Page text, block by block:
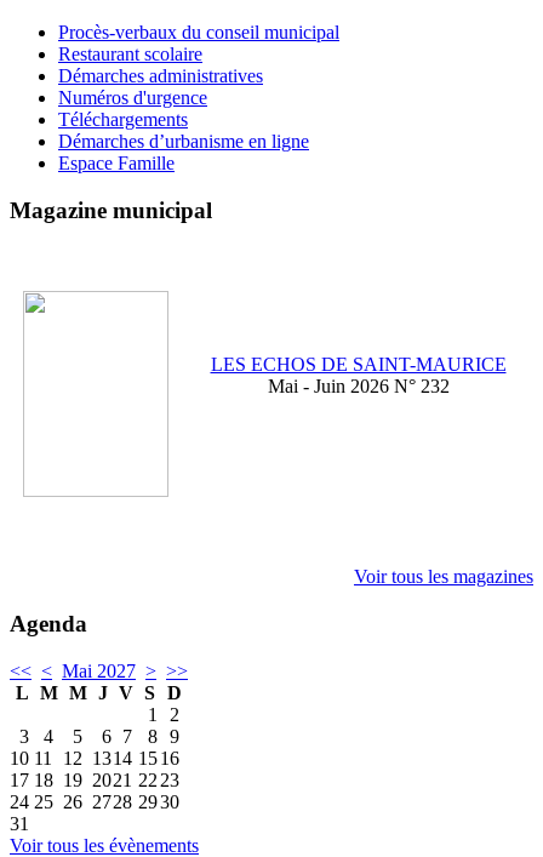
Procès-verbaux du conseil municipal
Restaurant scolaire
Démarches administratives
Numéros d'urgence
Téléchargements
Démarches d’urbanisme en ligne
Espace Famille
Magazine municipal
LES ECHOS DE SAINT-MAURICE
Mai - Juin 2026 N° 232
Voir tous les magazines
Agenda
<< < Mai 2027 > >>
L M M J V S D
1
2
3
4 5 6 7 8 9
10 11 12 1314 1516
17 18 19 2021 22 23
24 25 26 2728 2930
31
Voir tous les évènements